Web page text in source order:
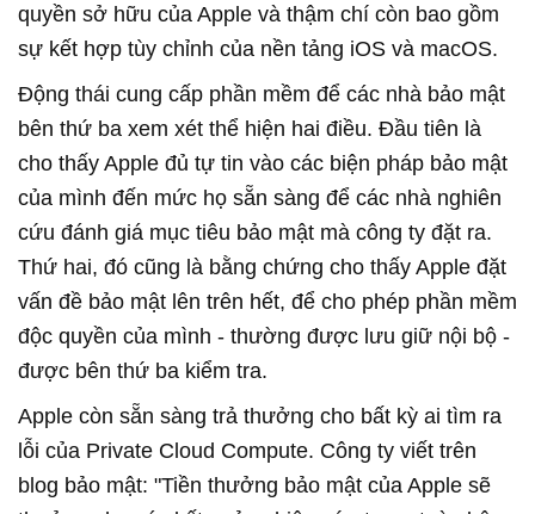
quyền sở hữu của Apple và thậm chí còn bao gồm
sự kết hợp tùy chỉnh của nền tảng iOS và macOS.
Động thái cung cấp phần mềm để các nhà bảo mật
bên thứ ba xem xét thể hiện hai điều. Đầu tiên là
cho thấy Apple đủ tự tin vào các biện pháp bảo mật
của mình đến mức họ sẵn sàng để các nhà nghiên
cứu đánh giá mục tiêu bảo mật mà công ty đặt ra.
Thứ hai, đó cũng là bằng chứng cho thấy Apple đặt
vấn đề bảo mật lên trên hết, để cho phép phần mềm
độc quyền của mình - thường được lưu giữ nội bộ -
được bên thứ ba kiểm tra.
Apple còn sẵn sàng trả thưởng cho bất kỳ ai tìm ra
lỗi của Private Cloud Compute. Công ty viết trên
blog bảo mật: "Tiền thưởng bảo mật của Apple sẽ